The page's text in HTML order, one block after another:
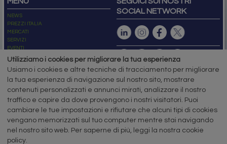
NEWS
PREZZI ITALIA
MERCATI
SERVIZI
EVENTI
ABBONAMENTI
NEWSLETTER
SOCIAL NETWORK
Capitale Sociale: 190.000€ interamente versato
Registro delle Imprese di Brescia
Codice Fiscale e Partita I.V.A.:IT03562320170
R.E.A. n. 419331
www.siderweb.com: Autorizzazione del Tribunale di Brescia n. 11/2004 del 17
marzo 2004, Iscrizione al R.O.C. n. 26116.
Direttrice Responsabile:
Utilizziamo i cookies per migliorare la tua esperienza
Usiamo i cookies e altre tecniche di tracciamento per migliorare
la tua esperienza di navigazione sul nostro sito, mostrare
contenuti personalizzati e annunci mirati, analizzare il nostro
traffico e capire da dove provengono i nostri visitatori. Puoi
cambiare le tue impostazioni e rifiutare che alcuni tipi di cookies
vengano memorizzati sul tuo computer mentre stai navigando
nel nostro sito web. Per saperne di più, leggi la nostra cookie
policy.